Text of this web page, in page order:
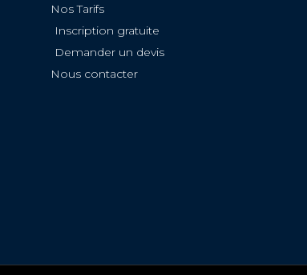
Nos Tarifs
Inscription gratuite
Demander un devis
Nous contacter